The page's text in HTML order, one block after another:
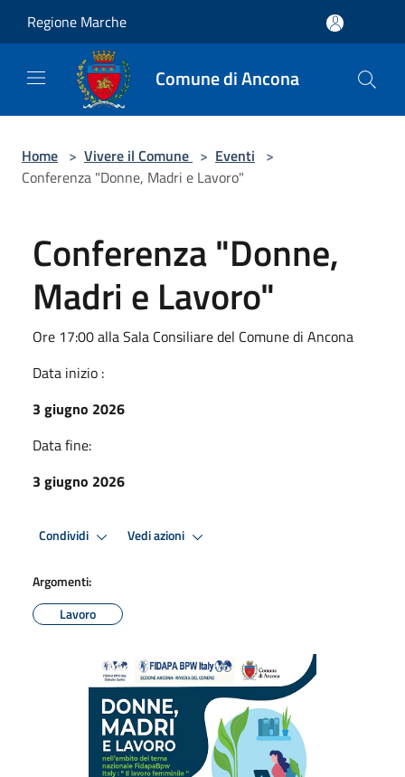
Regione Marche
Comune di Ancona
Home > Vivere il Comune > Eventi >
Conferenza "Donne, Madri e Lavoro"
Conferenza "Donne,
Madri e Lavoro"
Ore 17:00 alla Sala Consiliare del Comune di Ancona
Data inizio :
3 giugno 2026
Data fine:
3 giugno 2026
Condividi Vedi azioni
Argomenti:
Lavoro